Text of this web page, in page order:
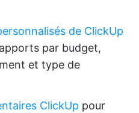
de ClickUp
par budget,
et type de
ClickUp pour